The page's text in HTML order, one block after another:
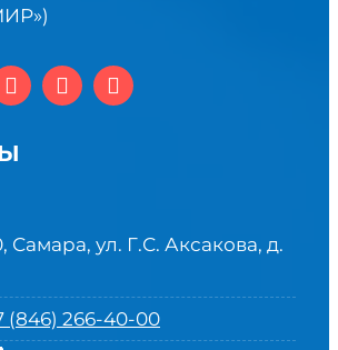
Самара, ул. Г.С. Аксакова, д.
(846) 266-40-00